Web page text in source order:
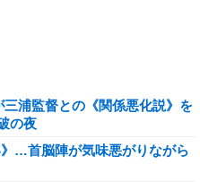
三浦監督との《関係悪化説》を
の夜
…首脳陣が気味悪がりながら